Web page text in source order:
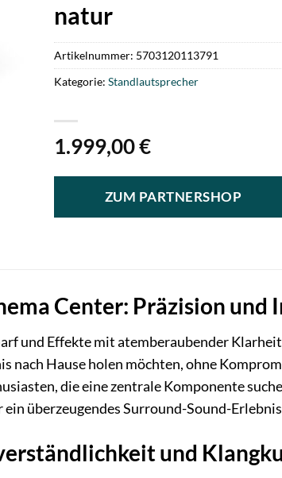
natur
1.999,00€
ZUM PARTNERSHOP
Artikelnummer: 5703120113791
Kategorie: Standlautsprecher
Center: Präzision
und Effekte mit atemberaubender
nach Hause holen möchten, ohne
die eine zentrale Komponente
überzeugendes Surround-Sound-
und